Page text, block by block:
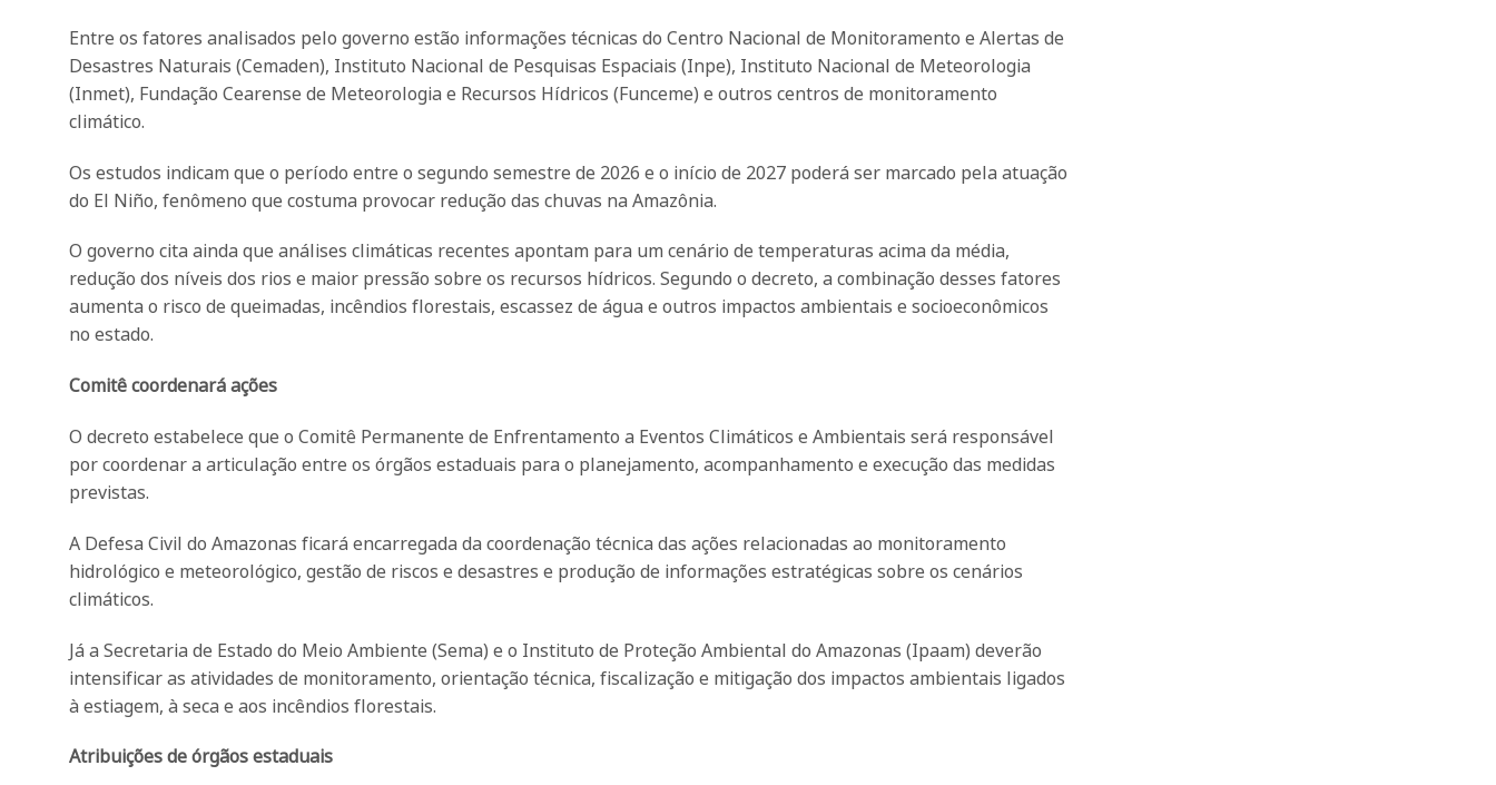
Entre os fatores analisados pelo governo estão informações técnicas do Centro Nacional de Monitoramento e Alertas de
Desastres Naturais (Cemaden), Instituto Nacional de Pesquisas Espaciais (Inpe), Instituto Nacional de Meteorologia
(Inmet), Fundação Cearense de Meteorologia e Recursos Hídricos (Funceme) e outros centros de monitoramento
climático.
Os estudos indicam que o período entre o segundo semestre de 2026 e o início de 2027 poderá ser marcado pela atuação
do El Niño, fenômeno que costuma provocar redução das chuvas na Amazônia.
O governo cita ainda que análises climáticas recentes apontam para um cenário de temperaturas acima da média,
redução dos níveis dos rios e maior pressão sobre os recursos hídricos. Segundo o decreto, a combinação desses fatores
aumenta o risco de queimadas, incêndios florestais, escassez de água e outros impactos ambientais e socioeconômicos
no estado.
Comitê coordenará ações
O decreto estabelece que o Comitê Permanente de Enfrentamento a Eventos Climáticos e Ambientais será responsável
por coordenar a articulação entre os órgãos estaduais para o planejamento, acompanhamento e execução das medidas
previstas.
A Defesa Civil do Amazonas ficará encarregada da coordenação técnica das ações relacionadas ao monitoramento
hidrológico e meteorológico, gestão de riscos e desastres e produção de informações estratégicas sobre os cenários
climáticos.
Já a Secretaria de Estado do Meio Ambiente (Sema) e o Instituto de Proteção Ambiental do Amazonas (Ipaam) deverão
intensificar as atividades de monitoramento, orientação técnica, fiscalização e mitigação dos impactos ambientais ligados
à estiagem, à seca e aos incêndios florestais.
Atribuições de órgãos estaduais